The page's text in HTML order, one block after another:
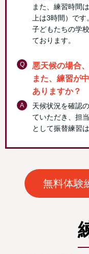
また、練習時間
上は3時間）で
子どもたちの学
ております。
Q
悪天候の場合
また、練習が
ありますか？
A
天候状況を確認
ていただき、担
として振替練習
無料体験